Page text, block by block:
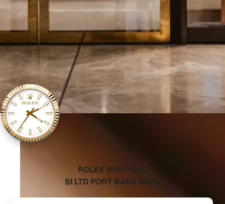
‭ROLEX BOUTIQUE
SI LTD PORT BAKU MALL‬